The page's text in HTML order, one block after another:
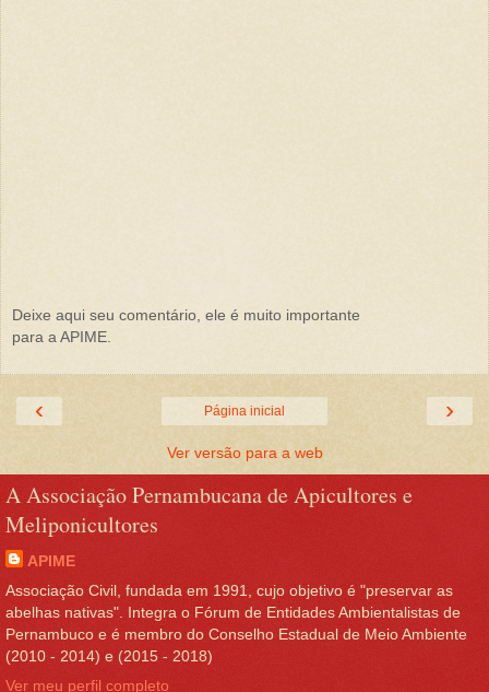
Deixe aqui seu comentário, ele é muito importante
para a APIME.
‹ ›
Página inicial
Ver versão para a web
A Associação Pernambucana de Apicultores e
Meliponicultores
APIME
Associação Civil, fundada em 1991, cujo objetivo é "preservar as
abelhas nativas". Integra o Fórum de Entidades Ambientalistas de
Pernambuco e é membro do Conselho Estadual de Meio Ambiente
(2010 - 2014) e (2015 - 2018)
Ver meu perfil completo